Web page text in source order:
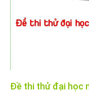
Đề thi thử đại học